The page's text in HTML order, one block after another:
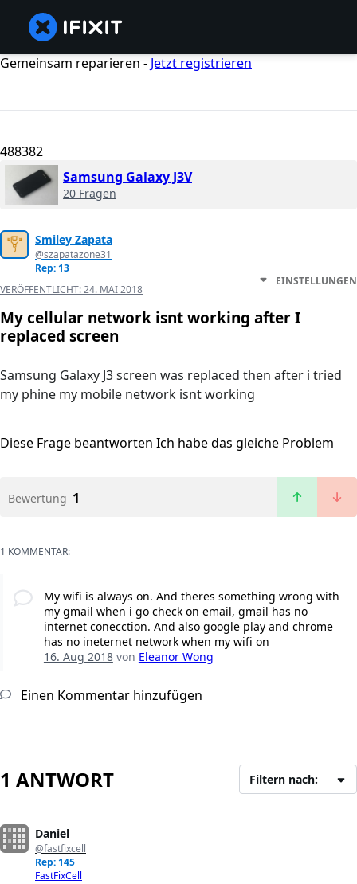
Gemeinsam reparieren - Jetzt registrieren
488382
Samsung Galaxy J3V
20 Fragen
Smiley Zapata
@szapatazone31
Rep: 13
VERÖFFENTLICHT:24. MAI 2018
EINSTELLUNGEN
My cellular network isnt working after I
replaced screen
Samsung Galaxy J3 screen was replaced then after i tried
my phine my mobile network isnt working
Diese Frage beantworten Ich habe das gleiche Problem
Bewertung 1
1 KOMMENTAR:
My wifi is always on. And theres something wrong with
my gmail when i go check on email, gmail has no
internet conecction. And also google play and chrome
has no ineternet network when my wifi on
16. Aug 2018von Eleanor Wong
Einen Kommentar hinzufügen
1 ANTWORT Filtern nach:
Daniel
@fastfixcell
Rep: 145
FastFixCell